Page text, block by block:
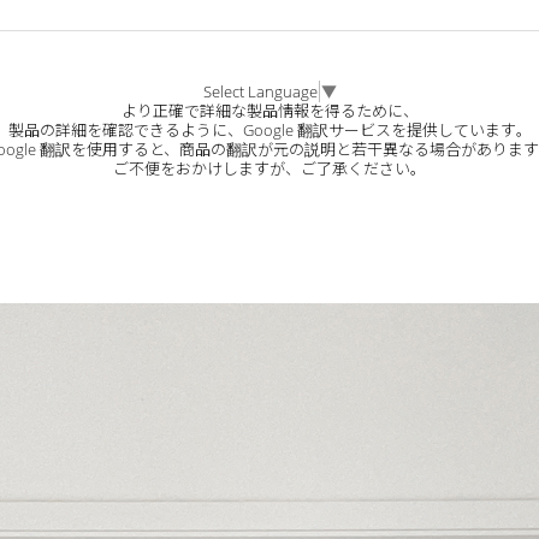
Select Language▼
より正確で詳細な製品情報を得るために、
製品の詳細を確認できるように、Google 翻訳サービスを提供しています。
翻訳を使用すると、商品の翻訳が元の説明と若干異なる場合がありま
ご不便をおかけしますが、ご了承ください。